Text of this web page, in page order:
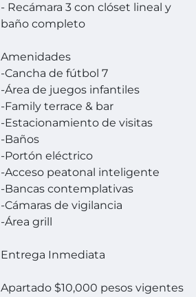
- Recámara 3 con clóset lineal y
baño completo
Amenidades
-Cancha de fútbol 7
-Área de juegos infantiles
-Family terrace & bar
-Estacionamiento de visitas
-Baños
-Portón eléctrico
-Acceso peatonal inteligente
-Bancas contemplativas
-Cámaras de vigilancia
-Área grill
Entrega Inmediata
Apartado $10,000 pesos vigentes